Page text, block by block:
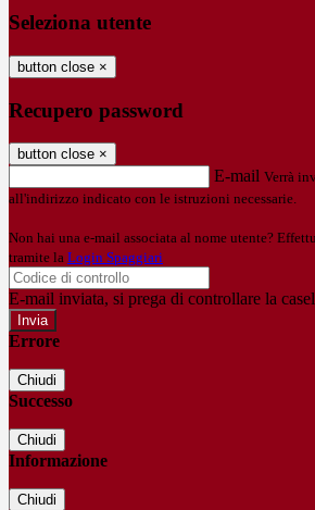
Seleziona utente
button close ×
Recupero password
button close ×
E-mail Verrà
all'indirizzo indicato con le istruzioni necessarie.
Non hai una e-mail associata al nome utente?
tramite la Login Spaggiari
E-mail inviata, si prega di controllare la
Errore
Chiudi
Successo
Chiudi
Informazione
Chiudi